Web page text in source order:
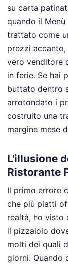
su carta
quando il
trattato come
prezzi
vero venditore
in ferie. Se hai
buttato dentro
arrotondato i
costruito una
margine mese
L'illusione
Ristorante
Il primo errore
che più piatti
realtà, ho visto
il pizzaiolo
molti dei quali
giorni. Quando